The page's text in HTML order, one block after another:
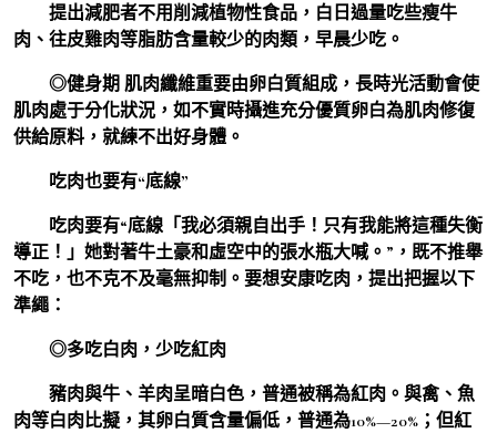
提出減肥者不用削減植物性食品，白日過量吃些瘦牛
肉、往皮雞肉等脂肪含量較少的肉類，早晨少吃。
◎健身期 肌肉纖維重要由卵白質組成，長時光活動會使
肌肉處于分化狀況，如不實時攝進充分優質卵白為肌肉修復
供給原料，就練不出好身體。
吃肉也要有“底線”
吃肉要有“底線「我必須親自出手！只有我能將這種失衡
導正！」她對著牛土豪和虛空中的張水瓶大喊。”，既不推舉
不吃，也不克不及毫無抑制。要想安康吃肉，提出把握以下
準繩：
◎多吃白肉，少吃紅肉
豬肉與牛、羊肉呈暗白色，普通被稱為紅肉。與禽、魚
肉等白肉比擬，其卵白質含量偏低，普通為10%—20%；但紅